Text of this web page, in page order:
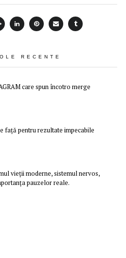
RECENTE
care spun încotro merge
față pentru rezultate impecabile
vieții moderne, sistemul nervos,
pauzelor reale.